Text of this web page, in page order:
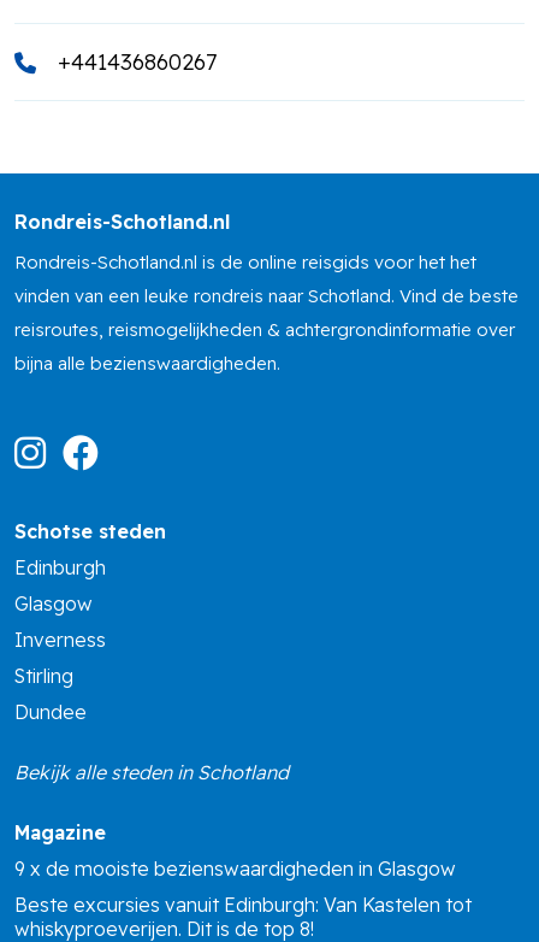
+441436860267
Rondreis-Schotland.nl
Rondreis-Schotland.nl is de online reisgids voor het het
vinden van een leuke rondreis naar Schotland. Vind de beste
reisroutes, reismogelijkheden & achtergrondinformatie over
bijna alle bezienswaardigheden.
Schotse steden
Edinburgh
Glasgow
Inverness
Stirling
Dundee
Bekijk alle steden in Schotland
Magazine
9 x de mooiste bezienswaardigheden in Glasgow
Beste excursies vanuit Edinburgh: Van Kastelen tot
whiskyproeverijen. Dit is de top 8!